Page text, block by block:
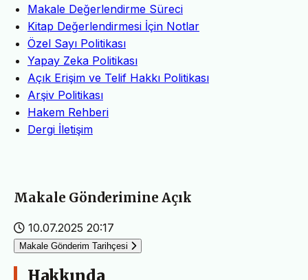
Makale Değerlendirme Süreci
Kitap Değerlendirmesi İçin Notlar
Özel Sayı Politikası
Yapay Zeka Politikası
Açık Erişim ve Telif Hakkı Politikası
Arşiv Politikası
Hakem Rehberi
Dergi İletişim
Makale Gönderimine Açık
10.07.2025 20:17
Makale Gönderim Tarihçesi